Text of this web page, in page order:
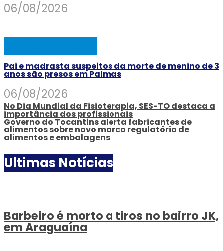
06/08/2026
Pai e madrasta suspeitos da morte de menino de 3
anos são presos em Palmas
06/08/2026
No Dia Mundial da Fisioterapia, SES-TO destaca a
importância dos profissionais
Governo do Tocantins alerta fabricantes de
alimentos sobre novo marco regulatório de
alimentos e embalagens
Ultimas Notícias
Barbeiro é morto a tiros no bairro JK,
em Araguaína